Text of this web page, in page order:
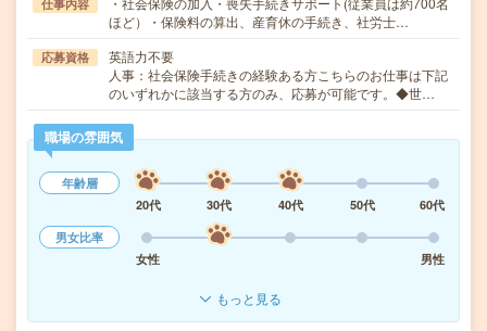
仕事内容
ほど）・保険料の算出、産育休の手続き、社労士…
応募資格
英語力不要
人事：社会保険手続きの経験ある方こちらのお仕事は下記
のいずれかに該当する方のみ、応募が可能です。◆世…
職場の雰囲気
年齢層
20代
30代 40代 50代
60代
男女比率
女性
男性
もっと見る